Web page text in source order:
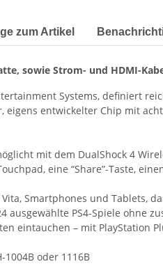
zum Artikel
sowie Strom- und HDMI-
Systems, definiert
eigens entwickelter Chip mit
mit dem DualShock 4
eine “Share”-Taste,
Smartphones und Tablets,
ausgewählte PS4-Spiele ohne
eintauchen – mit PlayStation
1004B oder 1116B